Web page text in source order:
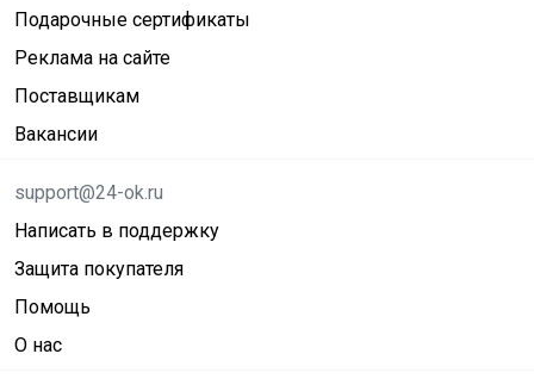
Подарочные сертификаты
Реклама на сайте
Поставщикам
Вакансии
support@24-ok.ru
Написать в поддержку
Защита покупателя
Помощь
О нас